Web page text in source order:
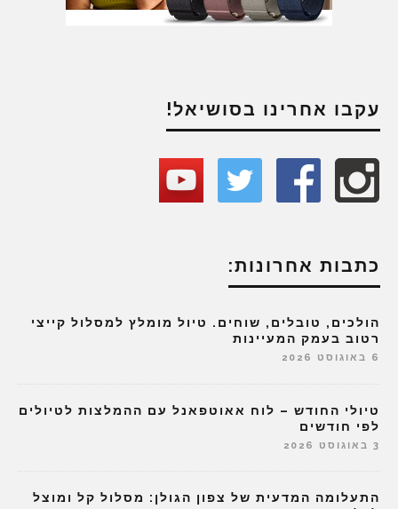
עקבו אחרינו בסושיאל!
כתבות אחרונות:
הולכים, טובלים, שוחים. טיול מומלץ למסלול קייצי
רטוב בעמק המעיינות
6 באוגוסט 2026
טיולי החודש – לוח אאוטפאנל עם ההמלצות לטיולים
לפי חודשים
3 באוגוסט 2026
התעלומה המדעית של צפון הגולן: מסלול קל ומוצל